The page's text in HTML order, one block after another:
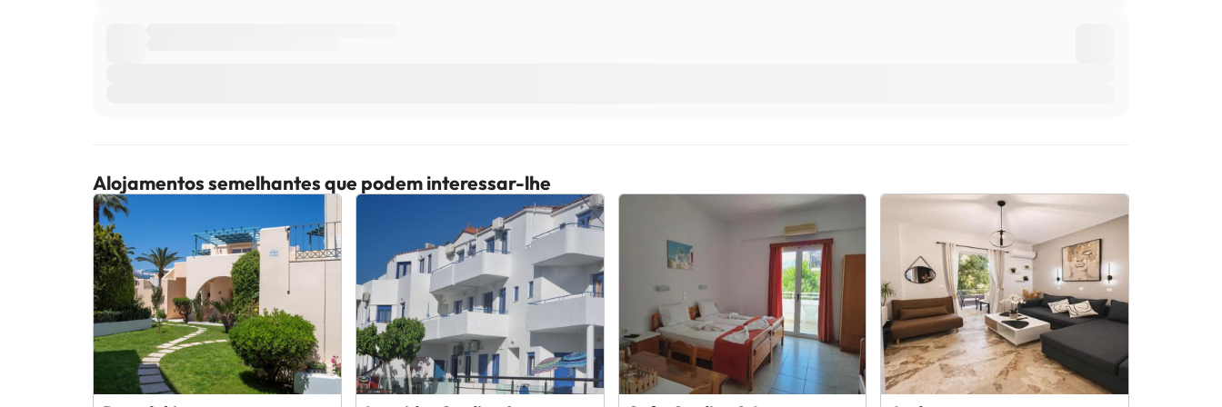
Alojamentos semelhantes que podem interessar-lhe